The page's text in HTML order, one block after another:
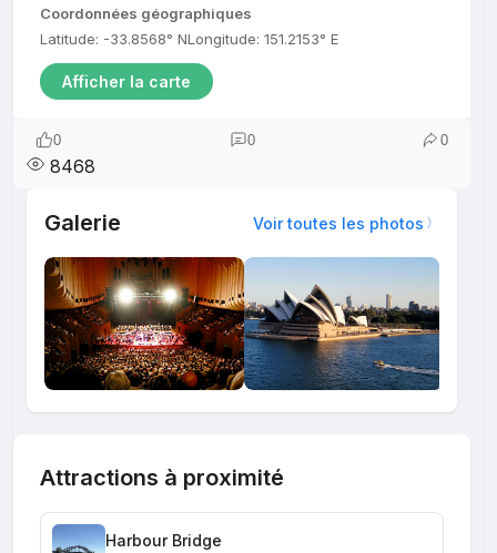
Coordonnées géographiques
Latitude: -33.8568° NLongitude: 151.2153° E
Afficher la carte
0 0 0
8468
Galerie Voir toutes les photos
Attractions à proximité
Harbour Bridge